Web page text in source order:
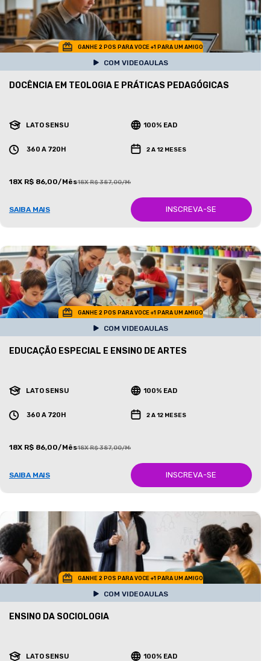
GANHE 2 POS PARA VOCE +1 PARA UM AMIGO
COM VIDEOAULAS
DOCÊNCIA EM TEOLOGIA E PRÁTICAS PEDAGÓGICAS
LATO SENSU 100% EAD
360 A 720H 2 A 12 MESES
18X R$ 86,00/Mês18X R$ 387,00/Mês
SAIBA MAIS INSCREVA-SE
GANHE 2 POS PARA VOCE +1 PARA UM AMIGO
COM VIDEOAULAS
EDUCAÇÃO ESPECIAL E ENSINO DE ARTES
LATO SENSU 100% EAD
360 A 720H 2 A 12 MESES
18X R$ 86,00/Mês18X R$ 387,00/Mês
SAIBA MAIS INSCREVA-SE
GANHE 2 POS PARA VOCE +1 PARA UM AMIGO
COM VIDEOAULAS
ENSINO DA SOCIOLOGIA
LATO SENSU 100% EAD